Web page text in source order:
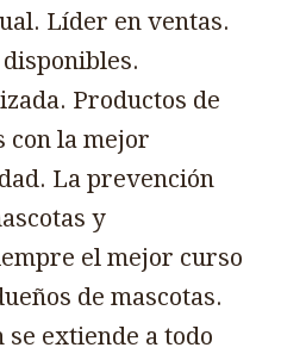
Líder en ventas.
Productos de
con la mejor
La prevención
y
el mejor curso
de mascotas.
extiende a todo